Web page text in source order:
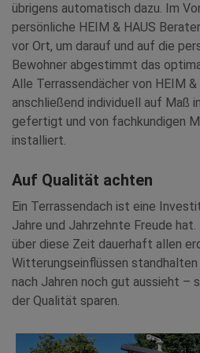
übrigens automatisch dazu. Im
persönliche HEIM & HAUS
vor Ort, um darauf und auf die
Bewohner abgestimmt das
Alle Terrassendächer von HEIM &
anschließend individuell auf Maß
gefertigt und von fachkundigen
installiert.
Auf Qualität achten
Ein Terrassendach ist eine
Jahre und Jahrzehnte Freude
über diese Zeit dauerhaft allen
Witterungseinflüssen standhalten
nach Jahren noch gut aussieht –
der Qualität sparen.